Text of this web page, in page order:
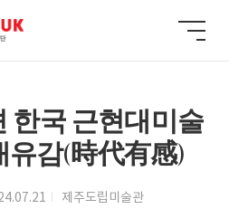
한국 근현대미술
유감(時代有感)
제주도립미술관